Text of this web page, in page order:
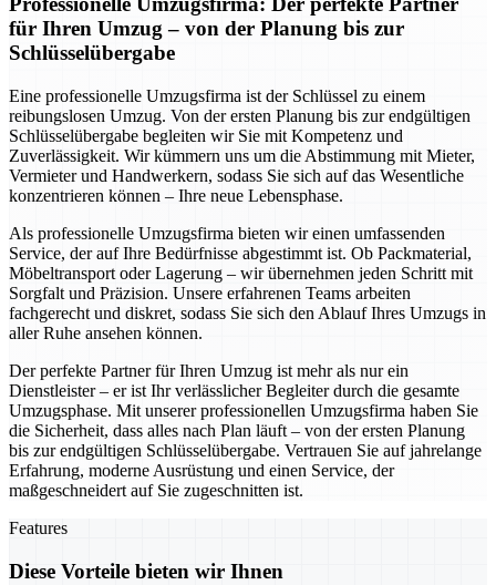
für Ihren Umzug – von der Planung bis zur
Schlüsselübergabe
Eine professionelle Umzugsfirma ist der Schlüssel zu einem
reibungslosen Umzug. Von der ersten Planung bis zur endgültigen
Schlüsselübergabe begleiten wir Sie mit Kompetenz und
Zuverlässigkeit. Wir kümmern uns um die Abstimmung mit Mieter,
Vermieter und Handwerkern, sodass Sie sich auf das Wesentliche
konzentrieren können – Ihre neue Lebensphase.
Als professionelle Umzugsfirma bieten wir einen umfassenden
Service, der auf Ihre Bedürfnisse abgestimmt ist. Ob Packmaterial,
Möbeltransport oder Lagerung – wir übernehmen jeden Schritt mit
Sorgfalt und Präzision. Unsere erfahrenen Teams arbeiten
fachgerecht und diskret, sodass Sie sich den Ablauf Ihres Umzugs in
aller Ruhe ansehen können.
Der perfekte Partner für Ihren Umzug ist mehr als nur ein
Dienstleister – er ist Ihr verlässlicher Begleiter durch die gesamte
Umzugsphase. Mit unserer professionellen Umzugsfirma haben Sie
die Sicherheit, dass alles nach Plan läuft – von der ersten Planung
bis zur endgültigen Schlüsselübergabe. Vertrauen Sie auf jahrelange
Erfahrung, moderne Ausrüstung und einen Service, der
maßgeschneidert auf Sie zugeschnitten ist.
Features
Diese Vorteile bieten wir Ihnen